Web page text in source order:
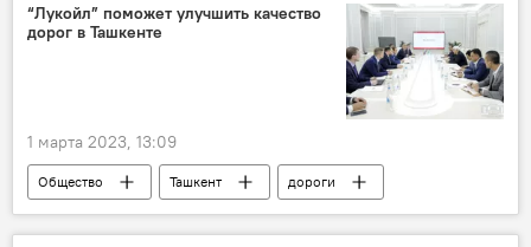
“Лукойл” поможет улучшить качество
дорог в Ташкенте
1 марта 2023, 13:09
Общество Ташкент
дороги
Лукойл